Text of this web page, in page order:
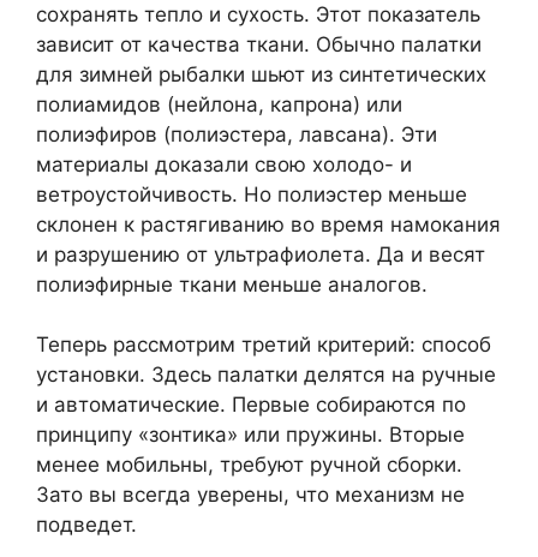
сохранять тепло и сухость. Этот показатель
зависит от качества ткани. Обычно палатки
для зимней рыбалки шьют из синтетических
полиамидов (нейлона, капрона) или
полиэфиров (полиэстера, лавсана). Эти
материалы доказали свою холодо- и
ветроустойчивость. Но полиэстер меньше
склонен к растягиванию во время намокания
и разрушению от ультрафиолета. Да и весят
полиэфирные ткани меньше аналогов.
Теперь рассмотрим третий критерий: способ
установки. Здесь палатки делятся на ручные
и автоматические. Первые собираются по
принципу «зонтика» или пружины. Вторые
менее мобильны, требуют ручной сборки.
Зато вы всегда уверены, что механизм не
подведет.